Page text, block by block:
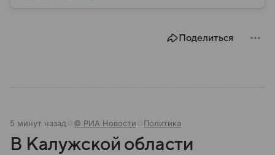
Поделиться
5 минут назад © РИА Новости Политика
В Калужской области